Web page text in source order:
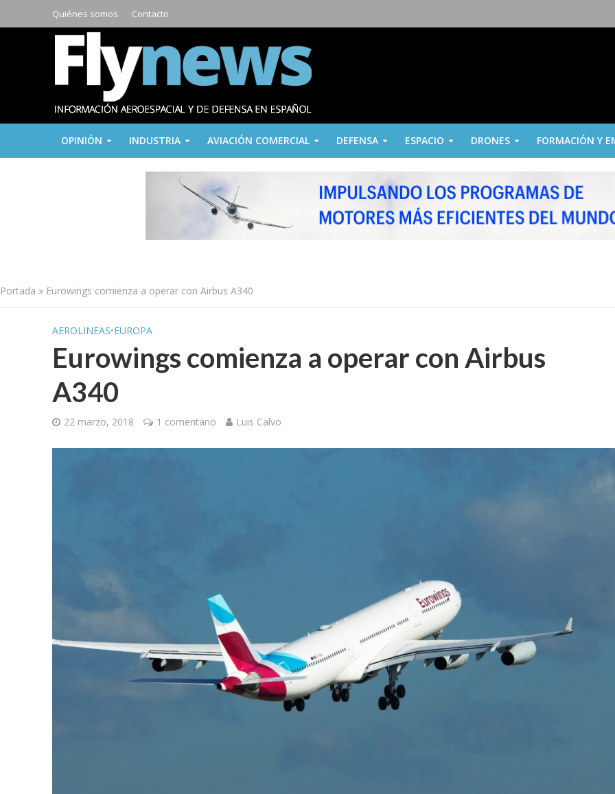
Quiénes somos Contacto
OPINIÓN INDUSTRIA AVIACIÓN COMERCIAL DEFENSA ESPACIO DRONES FORMACIÓN Y
Portada » Eurowings comienza a operar con Airbus A340
AEROLINEAS•EUROPA
Eurowings comienza a operar con Airbus
A340
22 marzo, 2018 1 comentario Luis Calvo